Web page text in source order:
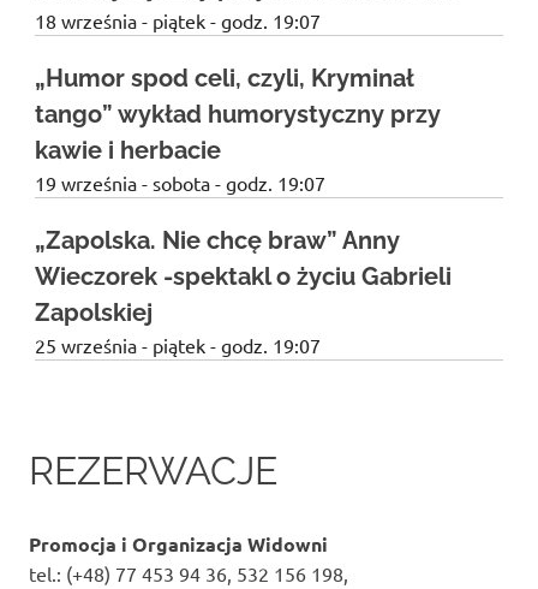
18 września - piątek - godz. 19:07
„Humor spod celi, czyli, Kryminał
tango” wykład humorystyczny przy
kawie i herbacie
19 września - sobota - godz. 19:07
„Zapolska. Nie chcę braw” Anny
Wieczorek -spektakl o życiu Gabrieli
Zapolskiej
25 września - piątek - godz. 19:07
REZERWACJE
Promocja i Organizacja Widowni
tel.: (+48) 77 453 94 36, 532 156 198,